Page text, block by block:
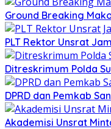
Ground Breaking
​PLT Rektor Unsrat
Ditreskrimum Polda
DPRD dan Pemkab
Akademisi Unsrat